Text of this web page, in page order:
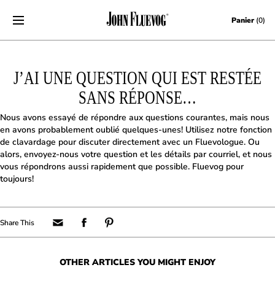
Skip to content Panier(0)
J’AI UNE QUESTION QUI EST RESTÉE
SANS RÉPONSE…
Nous avons essayé de répondre aux questions courantes, mais nous
en avons probablement oublié quelques-unes! Utilisez notre fonction
de clavardage pour discuter directement avec un Fluevologue. Ou
alors, envoyez-nous votre question et les détails par courriel, et nous
vous répondrons aussi rapidement que possible. Fluevog pour
toujours!
OTHER ARTICLES YOU MIGHT ENJOY